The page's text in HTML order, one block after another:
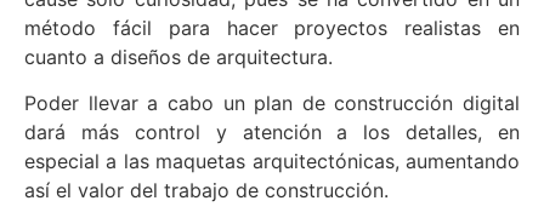
método fácil para hacer proyectos realistas en
cuanto a diseños de arquitectura.
Poder llevar a cabo un plan de construcción digital
dará más control y atención a los detalles, en
especial a las maquetas arquitectónicas, aumentando
así el valor del trabajo de construcción.